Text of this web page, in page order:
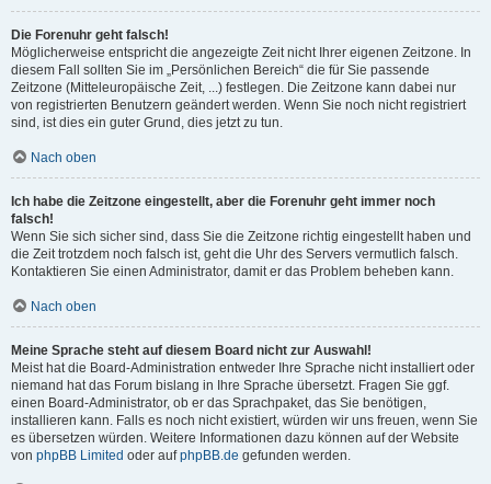
Die Forenuhr geht falsch!
Möglicherweise entspricht die angezeigte Zeit nicht Ihrer eigenen Zeitzone. In
diesem Fall sollten Sie im „Persönlichen Bereich“ die für Sie passende
Zeitzone (Mitteleuropäische Zeit, ...) festlegen. Die Zeitzone kann dabei nur
von registrierten Benutzern geändert werden. Wenn Sie noch nicht registriert
sind, ist dies ein guter Grund, dies jetzt zu tun.
Nach oben
Ich habe die Zeitzone eingestellt, aber die Forenuhr geht immer noch
falsch!
Wenn Sie sich sicher sind, dass Sie die Zeitzone richtig eingestellt haben und
die Zeit trotzdem noch falsch ist, geht die Uhr des Servers vermutlich falsch.
Kontaktieren Sie einen Administrator, damit er das Problem beheben kann.
Nach oben
Meine Sprache steht auf diesem Board nicht zur Auswahl!
Meist hat die Board-Administration entweder Ihre Sprache nicht installiert oder
niemand hat das Forum bislang in Ihre Sprache übersetzt. Fragen Sie ggf.
einen Board-Administrator, ob er das Sprachpaket, das Sie benötigen,
installieren kann. Falls es noch nicht existiert, würden wir uns freuen, wenn Sie
es übersetzen würden. Weitere Informationen dazu können auf der Website
von phpBB Limited oder aufphpBB.de gefunden werden.